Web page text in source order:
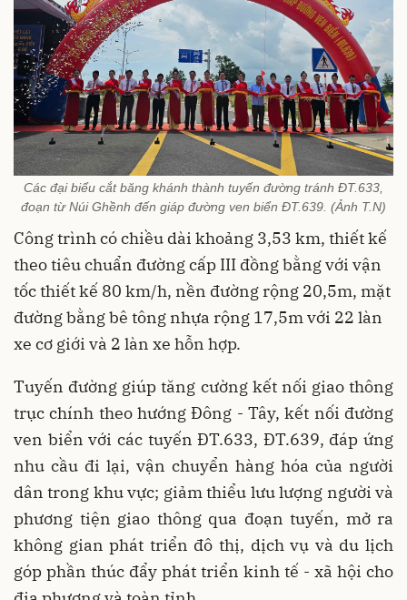
Các đại biểu cắt băng khánh thành tuyến đường tránh ĐT.633,
đoạn từ Núi Ghềnh đến giáp đường ven biển ĐT.639. (Ảnh T.N)
Công trình có chiều dài khoảng 3,53 km, thiết kế
theo tiêu chuẩn đường cấp III đồng bằng với vận
tốc thiết kế 80 km/h, nền đường rộng 20,5m, mặt
đường bằng bê tông nhựa rộng 17,5m với 22 làn
xe cơ giới và 2 làn xe hỗn hợp.
Tuyến đường giúp tăng cường kết nối giao thông
trục chính theo hướng Đông - Tây, kết nối đường
ven biển với các tuyến ĐT.633, ĐT.639, đáp ứng
nhu cầu đi lại, vận chuyển hàng hóa của người
dân trong khu vực; giảm thiểu lưu lượng người và
phương tiện giao thông qua đoạn tuyến, mở ra
không gian phát triển đô thị, dịch vụ và du lịch
góp phần thúc đẩy phát triển kinh tế - xã hội cho